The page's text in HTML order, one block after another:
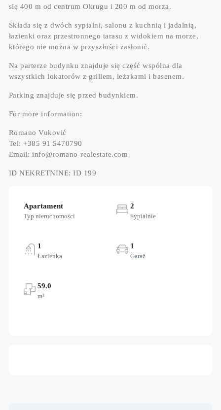
się 400 m od centrum Okrugu i 200 m od morza.
Składa się z dwóch sypialni, salonu z kuchnią i jadalnią,
łazienki oraz przestronnego tarasu z widokiem na morze,
którego nie można w przyszłości zasłonić.
Na parterze budynku znajduje się część wspólna dla
wszystkich lokatorów z grillem, leżakami i basenem.
Parking znajduje się przed budynkiem.
For more information:
Romano Vuković
Tel: +385 91 5470790
Email: info@romano-realestate.com
ID NEKRETNINE: ID 199
Apartament
Typ nieruchomości
2
Sypialnie
1
Łazienka
1
Garaż
59.0
m²